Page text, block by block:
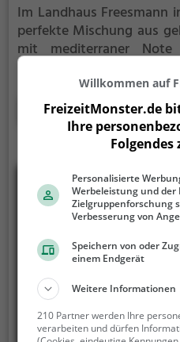
Im Landhaus Freesmann
perfekte Mischung aus
mit mediterraner
aparten Ambiente
europäische und
kreativ und raffiniert
vielfältige Auswahl an
Cocktails, lässt keine
Gerichte stehen auf
Speisekarte.
Atmosphäre des
Gastfreundschaft
Landhaus Freesmann ist
für alle Sinne.
Mehr erfahren
Willkommen auf
FreizeitMonster.de
Ihre
Folgendes
Personalisierte
Werbeleistung und
Zielgruppenforschung
Verbesserung von
Speichern von oder
einem Endgerät
Weitere Informationen
210 Partner werden Ihre
verarbeiten und dürfen